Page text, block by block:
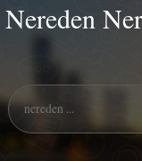
Nereden